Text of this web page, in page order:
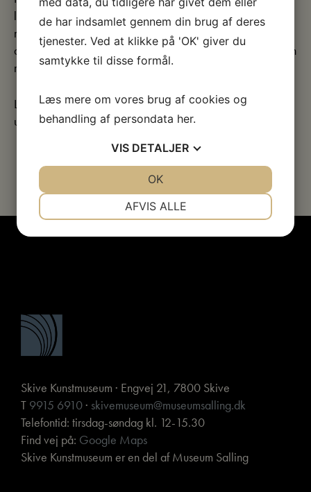
løbende være forskellige projekter af både kunstnerisk og
museal art. Skive Kunstmuseum har i disse rum lagt ud med
at vise, hvad der foregår backstage ved fremvise processen
med registrering.
Læs mere under Aktuelle udstillinger, Kommende
udstillinger og Tidligere udstillinger i menuen.
Skive Kunstmuseum · Engvej 21, 7800 Skive
T 9915 6910 · skivemuseum@museumsalling.dk
Telefontid: tirsdag-søndag kl. 12-15.30
Find vej på: Google Maps
Skive Kunstmuseum er en del af Museum Salling
de har indsamlet gennem din brug af deres
tjenester. Ved at klikke på 'OK' giver du
samtykke til disse formål.
Læs mere om vores brug af cookies og
behandling af persondata her.
VIS DETALJER
AFVIS ALLE
OK